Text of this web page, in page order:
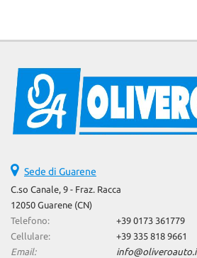
Sede di Guarene
C.so Canale, 9 - Fraz. Racca
12050 Guarene (CN)
Telefono:
+39 0173 361779
Cellulare:
+39 335 818 9661
Email: